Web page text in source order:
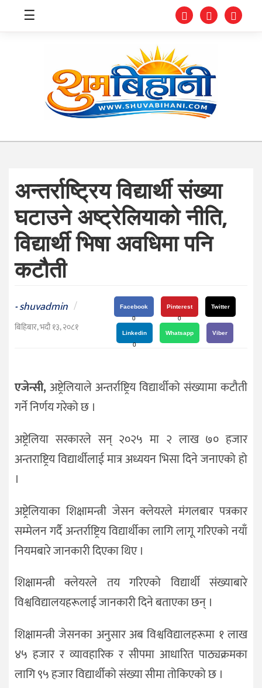
स्वास्थ्य
संघीय
प्रविधि
जीवनशैली
दर्शन
संस्कृति
विचार
☰
अन्तर्राष्ट्रिय विद्यार्थी संख्या
घटाउने अष्ट्रेलियाको नीति,
विद्यार्थी भिषा अवधिमा पनि
कटौती
-shuvadmin /
बिहिबार, भदौ १३, २०८१
Facebook
0
Pinterest
0
Twitter
Linkedin
0
Whatsapp Viber
एजेन्सी, अष्ट्रेलियाले अन्तर्राष्ट्रिय विद्यार्थीको संख्यामा कटौती
गर्ने निर्णय गरेको छ ।
अष्ट्रेलिया सरकारले सन् २०२५ मा २ लाख ७० हजार
अन्तराष्ट्रिय विद्यार्थीलाई मात्र अध्ययन भिसा दिने जनाएको हो
। ​
अष्ट्रेलियाका शिक्षामन्त्री जेसन क्लेयरले मंगलबार पत्रकार
सम्मेलन गर्दै अन्तर्राष्ट्रिय विद्यार्थीका लागि लागू गरिएको नयाँ
नियमबारे जानकारी दिएका थिए ।
शिक्षामन्त्री क्लेयरले तय गरिएको विद्यार्थी संख्याबारे
विश्वविद्यालयहरूलाई जानकारी दिने बताएका छन् ।
शिक्षामन्त्री जेसनका अनुसार अब विश्वविद्यालहरूमा १ लाख
४५ हजार र व्यावहारिक र सीपमा आधारित पाठ्यक्रमका
लागि ९५ हजार विद्यार्थीको संख्या सीमा तोकिएको छ ।